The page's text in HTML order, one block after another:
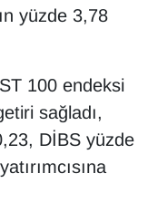
yüzde 3,78
100 endeksi
sağladı,
DİBS yüzde